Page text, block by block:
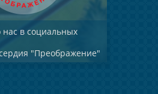
нас в социальных
"Преображение"